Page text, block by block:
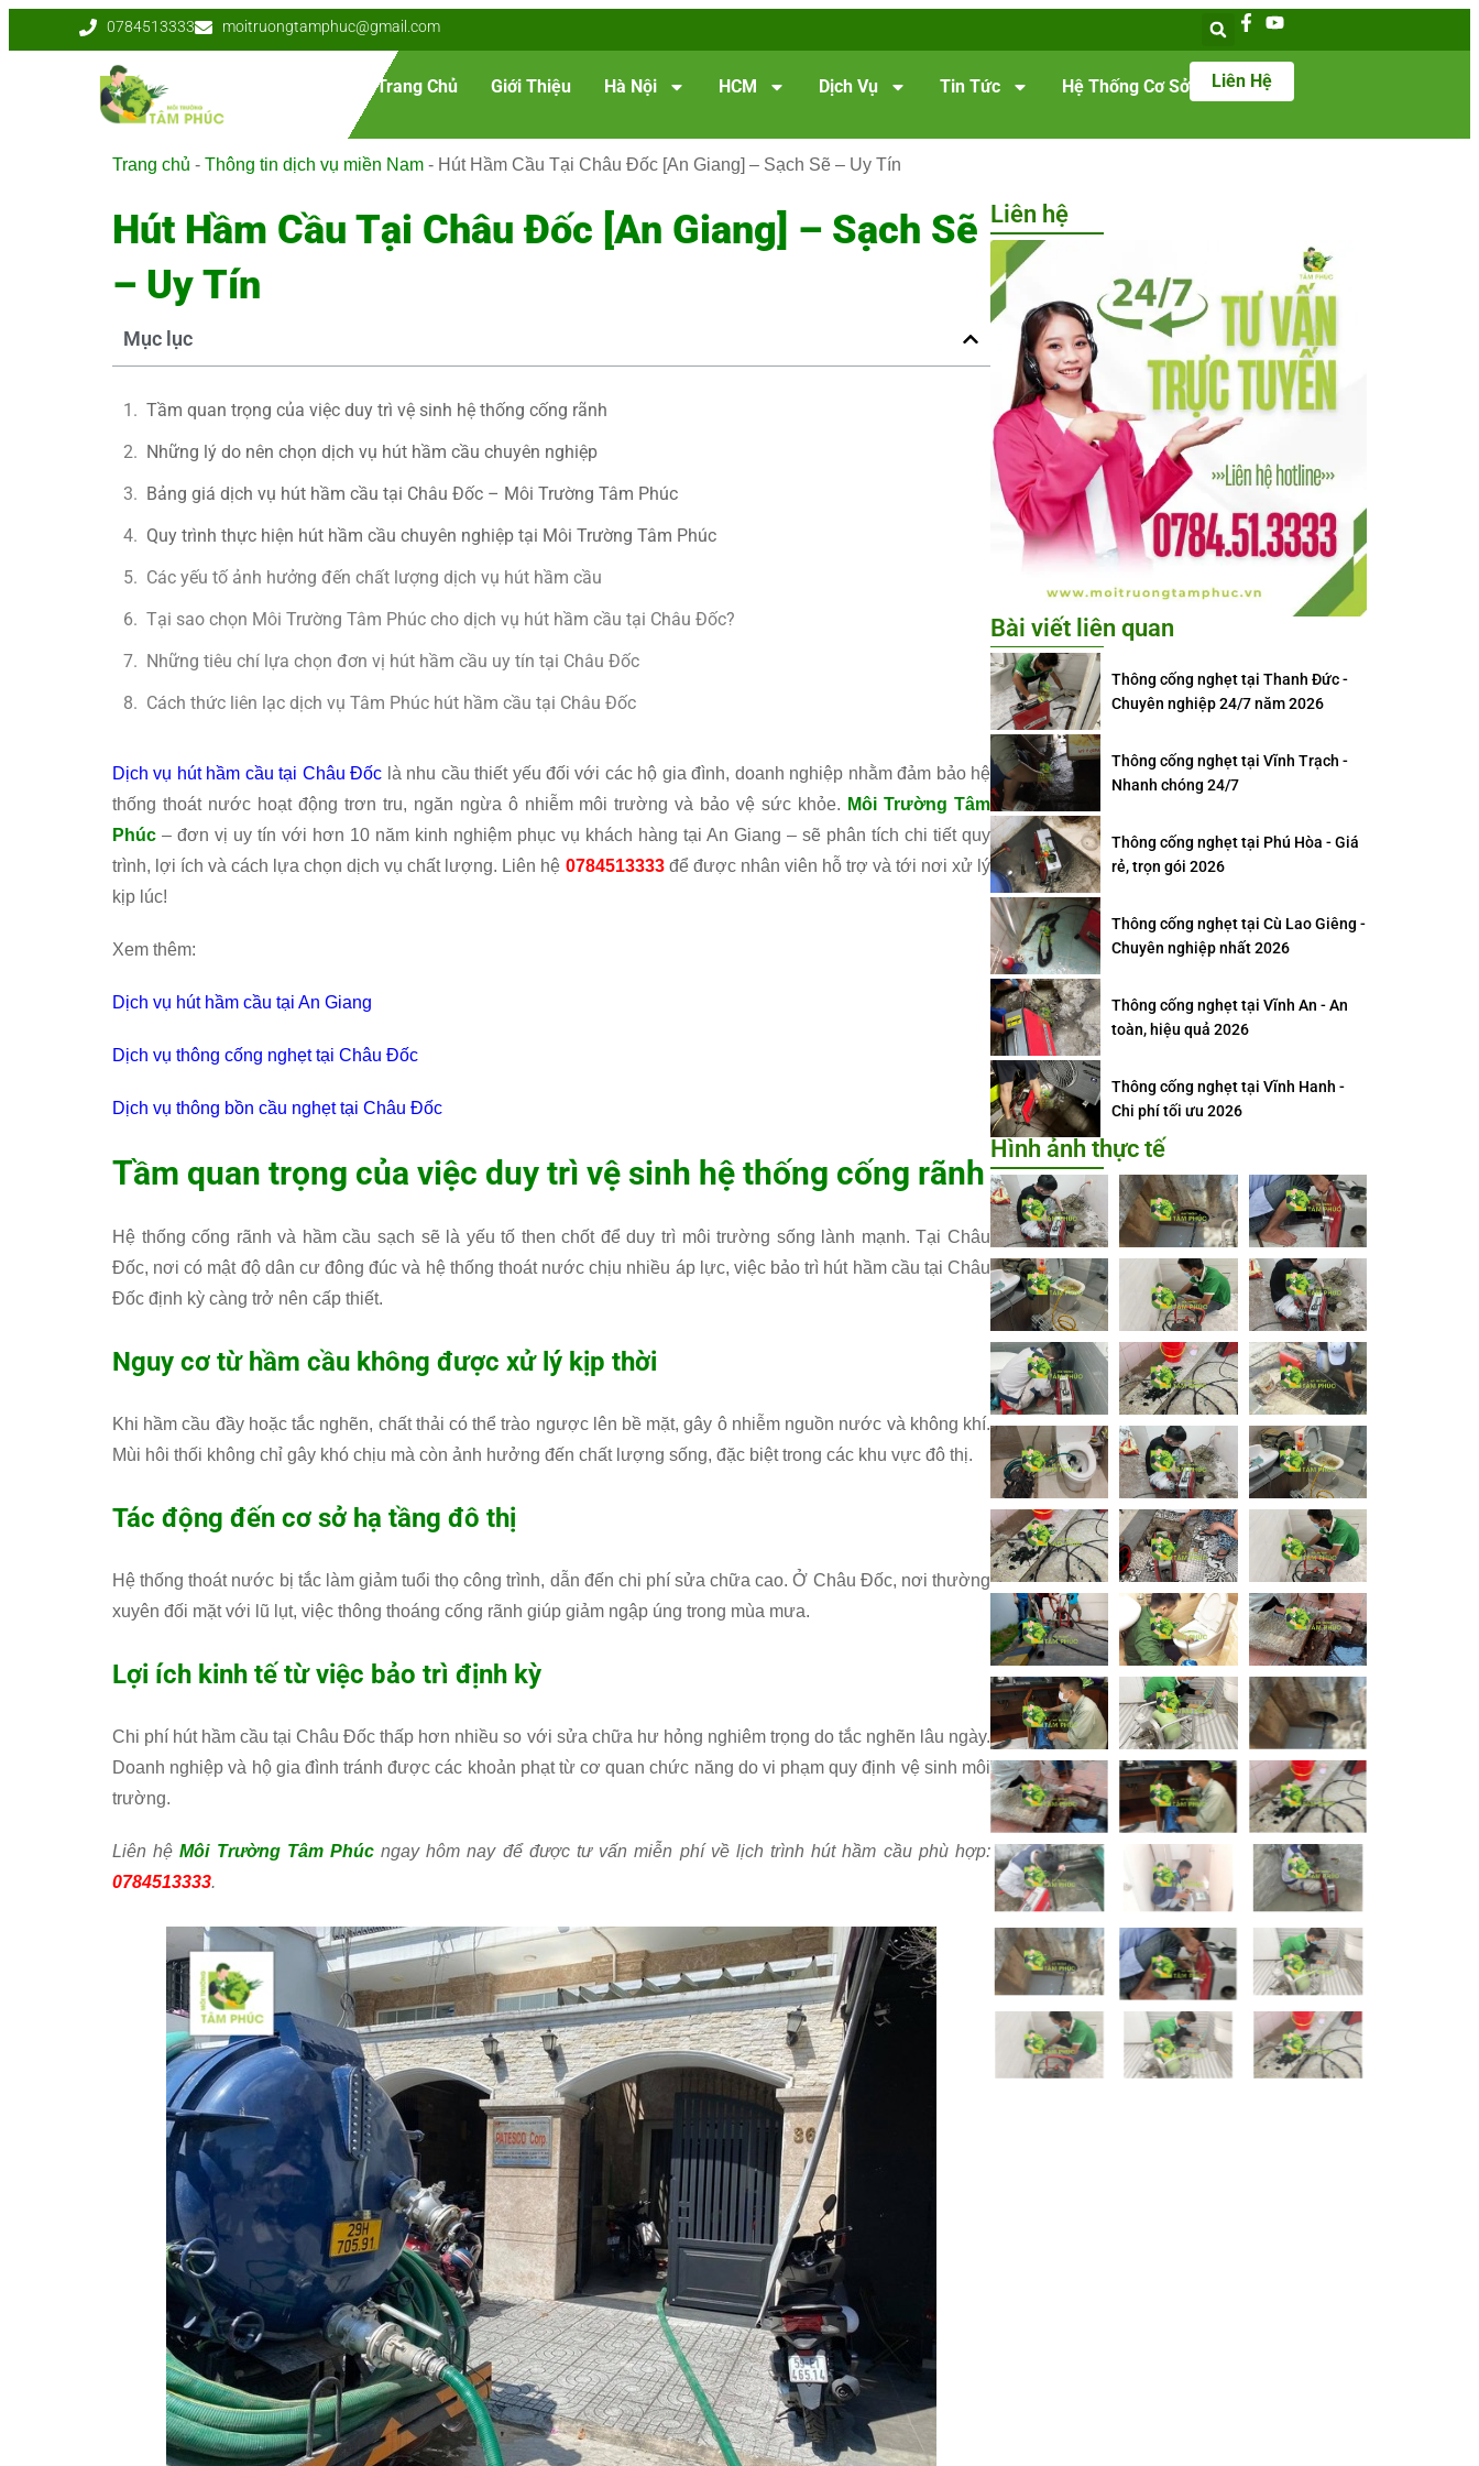
0784513333 moitruongtamphuc@gmail.com
Trang Chủ Giới Thiệu Hà Nội HCM Dịch Vụ Tin Tức Hệ Thống Cơ Sở Liên Hệ
Trang chủ - Thông tin dịch vụ miền Nam - Hút Hầm Cầu Tại Châu Đốc [An Giang] – Sạch Sẽ – Uy Tín
Hút Hầm Cầu Tại Châu Đốc [An Giang] – Sạch Sẽ
– Uy Tín
Mục lục
Tầm quan trọng của việc duy trì vệ sinh hệ thống cống rãnh
Những lý do nên chọn dịch vụ hút hầm cầu chuyên nghiệp
Bảng giá dịch vụ hút hầm cầu tại Châu Đốc – Môi Trường Tâm Phúc
Quy trình thực hiện hút hầm cầu chuyên nghiệp tại Môi Trường Tâm Phúc
Các yếu tố ảnh hưởng đến chất lượng dịch vụ hút hầm cầu
Tại sao chọn Môi Trường Tâm Phúc cho dịch vụ hút hầm cầu tại Châu Đốc?
Những tiêu chí lựa chọn đơn vị hút hầm cầu uy tín tại Châu Đốc
Cách thức liên lạc dịch vụ Tâm Phúc hút hầm cầu tại Châu Đốc
Dịch vụ hút hầm cầu tại Châu Đốc là nhu cầu thiết yếu đối với các hộ gia đình, doanh nghiệp nhằm đảm bảo hệ
thống thoát nước hoạt động trơn tru, ngăn ngừa ô nhiễm môi trường và bảo vệ sức khỏe. Môi Trường Tâm
Phúc – đơn vị uy tín với hơn 10 năm kinh nghiệm phục vụ khách hàng tại An Giang – sẽ phân tích chi tiết quy
trình, lợi ích và cách lựa chọn dịch vụ chất lượng. Liên hệ 0784513333để được nhân viên hỗ trợ và tới nơi xử lý
kịp lúc!
Xem thêm:
Dịch vụ hút hầm cầu tại An Giang
Dịch vụ thông cống nghẹt tại Châu Đốc
Dịch vụ thông bồn cầu nghẹt tại Châu Đốc
Tầm quan trọng của việc duy trì vệ sinh hệ thống cống rãnh
Hệ thống cống rãnh và hầm cầu sạch sẽ là yếu tố then chốt để duy trì môi trường sống lành mạnh. Tại Châu
Đốc, nơi có mật độ dân cư đông đúc và hệ thống thoát nước chịu nhiều áp lực, việc bảo trì hút hầm cầu tại Châu
Đốc định kỳ càng trở nên cấp thiết.
Nguy cơ từ hầm cầu không được xử lý kịp thời
Khi hầm cầu đầy hoặc tắc nghẽn, chất thải có thể trào ngược lên bề mặt, gây ô nhiễm nguồn nước và không khí.
Mùi hôi thối không chỉ gây khó chịu mà còn ảnh hưởng đến chất lượng sống, đặc biệt trong các khu vực đô thị.
Tác động đến cơ sở hạ tầng đô thị
Hệ thống thoát nước bị tắc làm giảm tuổi thọ công trình, dẫn đến chi phí sửa chữa cao. Ở Châu Đốc, nơi thường
xuyên đối mặt với lũ lụt, việc thông thoáng cống rãnh giúp giảm ngập úng trong mùa mưa.
Lợi ích kinh tế từ việc bảo trì định kỳ
Chi phí hút hầm cầu tại Châu Đốc thấp hơn nhiều so với sửa chữa hư hỏng nghiêm trọng do tắc nghẽn lâu ngày.
Doanh nghiệp và hộ gia đình tránh được các khoản phạt từ cơ quan chức năng do vi phạm quy định vệ sinh môi
trường.
Liên hệMôi Trường Tâm Phúcngay hôm nay để được tư vấn miễn phí về lịch trình hút hầm cầu phù hợp:
0784513333.
Liên hệ
Bài viết liên quan
Thông cống nghẹt tại Thanh Đức -
Chuyên nghiệp 24/7 năm 2026
Thông cống nghẹt tại Vĩnh Trạch -
Nhanh chóng 24/7
Thông cống nghẹt tại Phú Hòa - Giá
rẻ, trọn gói 2026
Thông cống nghẹt tại Cù Lao Giêng -
Chuyên nghiệp nhất 2026
Thông cống nghẹt tại Vĩnh An - An
toàn, hiệu quả 2026
Thông cống nghẹt tại Vĩnh Hanh -
Chi phí tối ưu 2026
Hình ảnh thực tế